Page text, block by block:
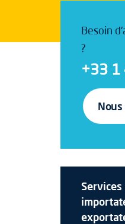
Besoin
?
+33